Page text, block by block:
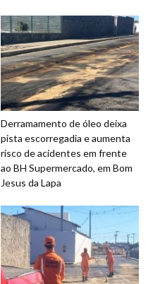
Derramamento de óleo deixa
pista escorregadia e aumenta
risco de acidentes em frente
ao BH Supermercado, em Bom
Jesus da Lapa